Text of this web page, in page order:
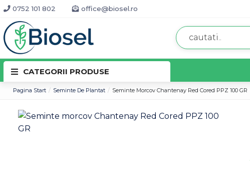
0752 101 802 office@biosel.ro
CATEGORII PRODUSE
Pagina Start Seminte De Plantat Seminte Morcov Chantenay Red Cored PPZ 100 GR